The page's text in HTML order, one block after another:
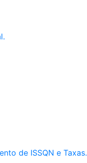
de ISSQN e Taxas.